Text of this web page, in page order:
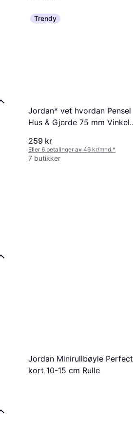
Trendy
Jordan* vet hvordan Pensel
Hus & Gjerde 75 mm Vinkel
259 kr
Eller 6 betalinger av 46 kr/mnd.*
7 butikker
Jordan Minirullbøyle Perfect
kort 10-15 cm Rulle